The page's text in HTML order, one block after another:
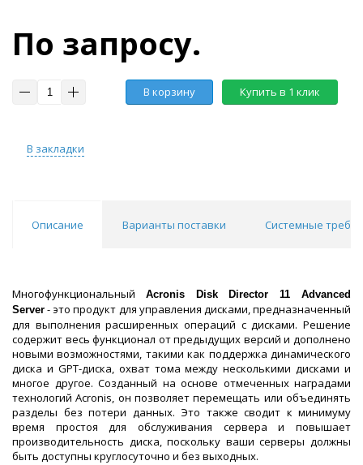
По запросу.
В корзину Купить в 1 клик
В закладки
Описание Варианты поставки Системные
Многофункциональный
Acronis Disk Director 11 Advanced
Server - это продукт для управления дисками, предназначенный
для выполнения расширенных операций с дисками. Решение
содержит весь функционал от предыдущих версий и дополнено
новыми возможностями, такими как поддержка динамического
диска и GPT-диска, охват тома между несколькими дисками и
многое другое. Созданный на основе отмеченных наградами
технологий Acronis, он позволяет перемещать или объединять
разделы без потери данных. Это также сводит к минимуму
время простоя для обслуживания сервера и повышает
производительность диска, поскольку ваши серверы должны
быть доступны круглосуточно и без выходных.